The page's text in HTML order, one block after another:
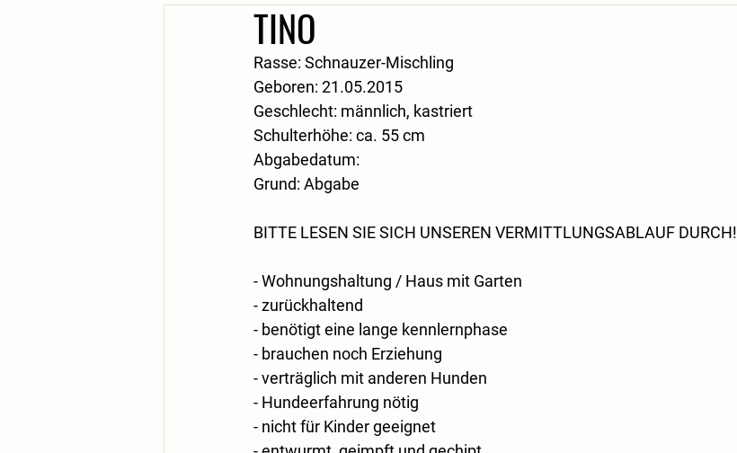
TINO
Rasse: Schnauzer-Mischling
​Geboren: 21.05.2015
​Geschlecht: männlich, kastriert
​Schulterhöhe: ca. 55 cm
​Abgabedatum:
​Grund: Abgabe
BITTE LESEN SIE SICH UNSEREN VERMITTLUNGSABLAUF DURCH!
- Wohnungshaltung / Haus mit Garten
- zurückhaltend
- benötigt eine lange kennlernphase
- brauchen noch Erziehung
- verträglich mit anderen Hunden
- Hundeerfahrung nötig
- nicht für Kinder geeignet